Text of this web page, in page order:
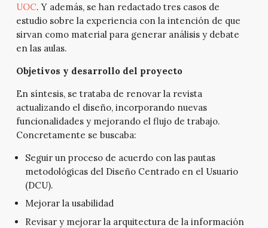
UOC. Y además, se han redactado tres casos de
estudio sobre la experiencia con la intención de que
sirvan como material para generar análisis y debate
en las aulas.
Objetivos y desarrollo del proyecto
En síntesis, se trataba de renovar la revista
actualizando el diseño, incorporando nuevas
funcionalidades y mejorando el flujo de trabajo.
Concretamente se buscaba:
Seguir un proceso de acuerdo con las pautas
metodológicas del Diseño Centrado en el Usuario
(DCU).
Mejorar la usabilidad
Revisar y mejorar la arquitectura de la información